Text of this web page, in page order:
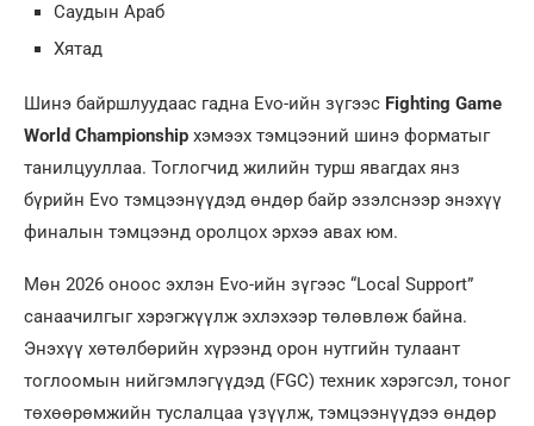
Саудын Араб
Хятад
Шинэ байршлуудаас гадна Evo-ийн зүгээс Fighting Game
World Championship хэмээх тэмцээний шинэ форматыг
танилцууллаа. Тоглогчид жилийн турш явагдах янз
бүрийн Evo тэмцээнүүдэд өндөр байр эзэлснээр энэхүү
финалын тэмцээнд оролцох эрхээ авах юм.
Мөн 2026 оноос эхлэн Evo-ийн зүгээс “Local Support”
санаачилгыг хэрэгжүүлж эхлэхээр төлөвлөж байна.
Энэхүү хөтөлбөрийн хүрээнд орон нутгийн тулаант
тоглоомын нийгэмлэгүүдэд (FGC) техник хэрэгсэл, тоног
төхөөрөмжийн туслалцаа үзүүлж, тэмцээнүүдээ өндөр